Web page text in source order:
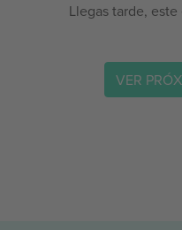
Llegas tarde,
VER